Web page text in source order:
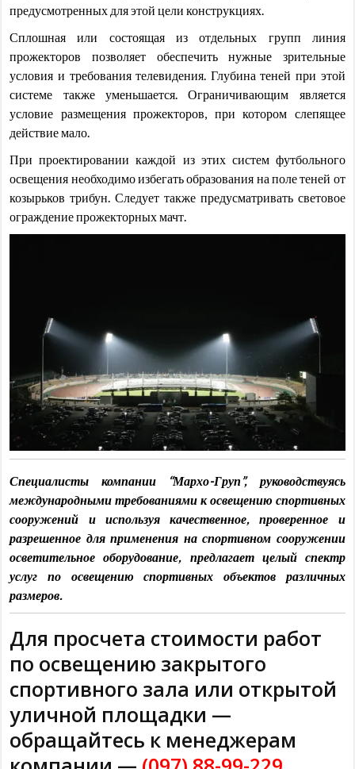
предусмотренных для этой цели конструкциях.
Сплошная или состоящая из отдельных групп линия
прожекторов позволяет обеспечить нужные зрительные
условия и требования телевидения. Глубина теней при этой
системе также уменьшается. Ограничивающим является
условие размещения прожекторов, при котором слепящее
действие мало.
При проектировании каждой из этих систем футбольного
освещения необходимо избегать образования на поле теней от
козырьков трибун. Следует также предусматривать световое
ограждение прожекторных мачт.
Специалисты компании “Мархо-Груп”, руководствуясь
международными требованиями к освещению спортивных
сооружений и используя качественное, проверенное и
разрешенное для применения на спортивном сооружении
осветительное оборудование, предлагает целый спектр
услуг по освещению спортивных объектов различных
размеров.
Для просчета стоимости работ
по освещению закрытого
спортивного зала или открытой
уличной площадки —
обращайтесь к менеджерам